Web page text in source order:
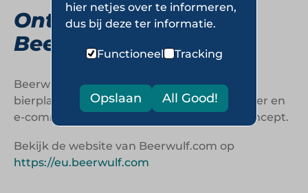
Ontdek meer over
Beerwulf.com
Beerwulf.com bouwt aan een digitaal
bierplatform waar thuisbeleving, speciaalbier en
e-commerce samenkomen in één totaalconcept.
Bekijk de website van Beerwulf.com op
https://eu.beerwulf.com
hier netjes over te informeren,
dus bij deze ter informatie.
Functioneel Tracking
Opslaan All Good!